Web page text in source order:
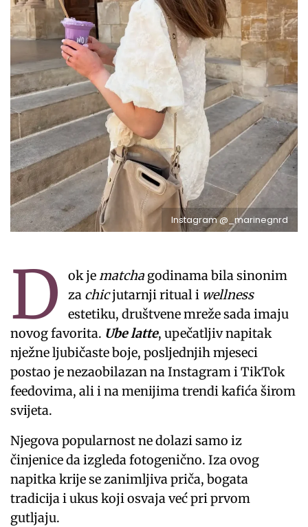
Instagram @_marinegnrd
D ok je matchagodinama bila sinonim
za chicjutarnji ritual i wellness
estetiku, društvene mreže sada imaju
novog favorita. Ube latte, upečatljiv napitak
nježne ljubičaste boje, posljednjih mjeseci
postao je nezaobilazan na Instagram i TikTok
feedovima, ali i na menijima trendi kafića širom
svijeta.
Njegova popularnost ne dolazi samo iz
činjenice da izgleda fotogenično. Iza ovog
napitka krije se zanimljiva priča, bogata
tradicija i ukus koji osvaja već pri prvom
gutljaju.